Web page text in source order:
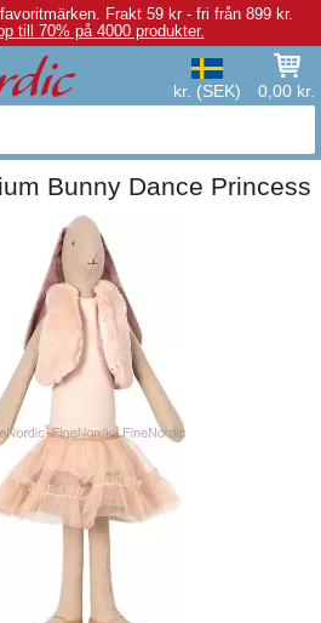
Frakt 59 kr - fri från 899 kr.
till 70% på 4000 produkter.
kr. (SEK) 0,00 kr.
Bunny Dance Princess